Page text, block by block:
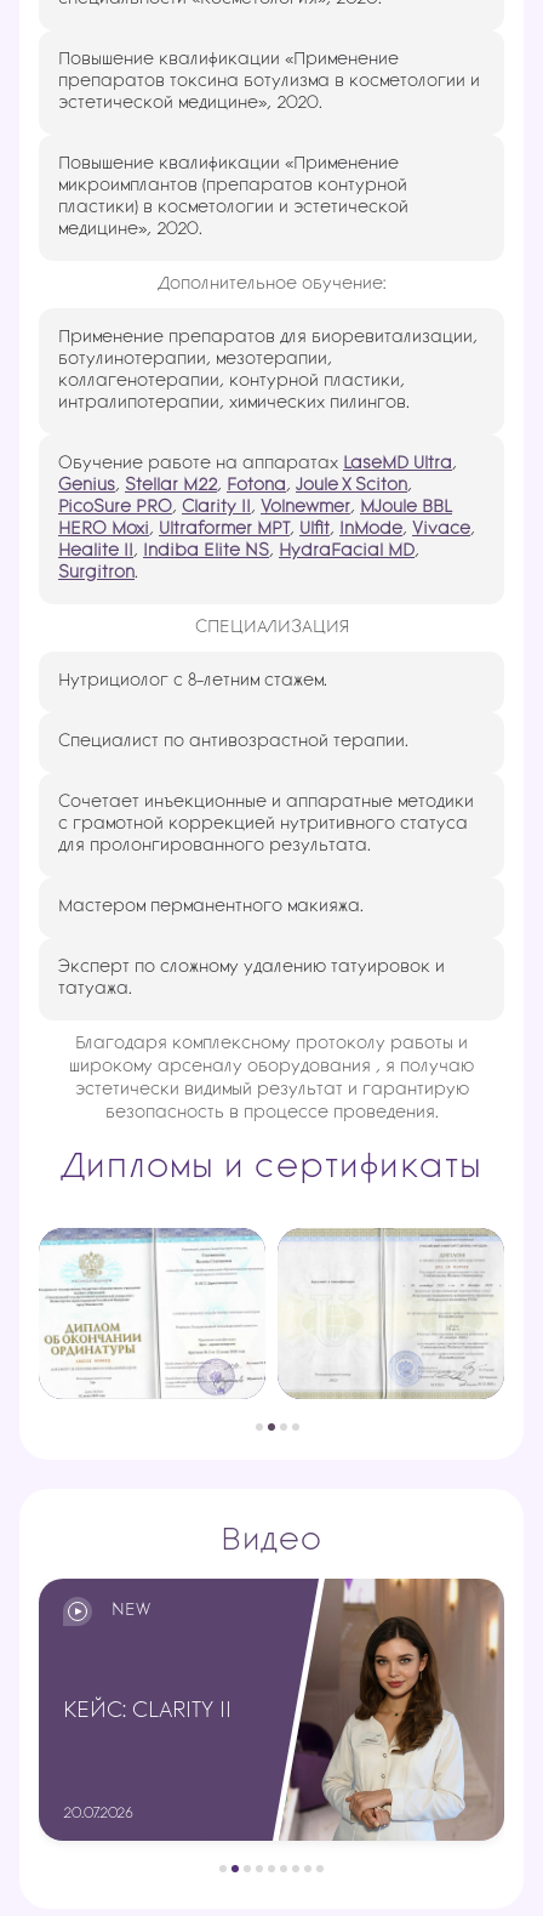
Повышение квалификации «Применение
препаратов токсина ботулизма в косметологии и
эстетической медицине», 2020.
Повышение квалификации «Применение
микроимплантов (препаратов контурной
пластики) в косметологии и эстетической
медицине», 2020.
Дополнительное обучение:
Применение препаратов для биоревитализации,
ботулинотерапии, мезотерапии,
коллагенотерапии, контурной пластики,
интралипотерапии, химических пилингов.
Обучение работе на аппаратах LaseMD Ultra,
Genius, Stellar M22, Fotona, Joule X Sciton,
PicoSure PRO, Clarity II, Volnewmer, MJoule BBL
HERO Moxi, Ultraformer MPT, Ulfit, InMode, Vivace,
Healite II, Indiba Elite NS, HydraFacial MD,
Surgitron.
СПЕЦИАЛИЗАЦИЯ
Нутрициолог с 8-летним стажем.
Специалист по антивозрастной терапии.
Сочетает инъекционные и аппаратные методики
с грамотной коррекцией нутритивного статуса
для пролонгированного результата.
Мастером перманентного макияжа.
Эксперт по сложному удалению татуировок и
татуажа.
Благодаря комплексному протоколу работы и
широкому арсеналу оборудования , я получаю
эстетически видимый результат и гарантирую
безопасность в процессе проведения.
Дипломы и сертификаты
Видео
NEW
КЕЙС: CLARITY II
20.07.2026